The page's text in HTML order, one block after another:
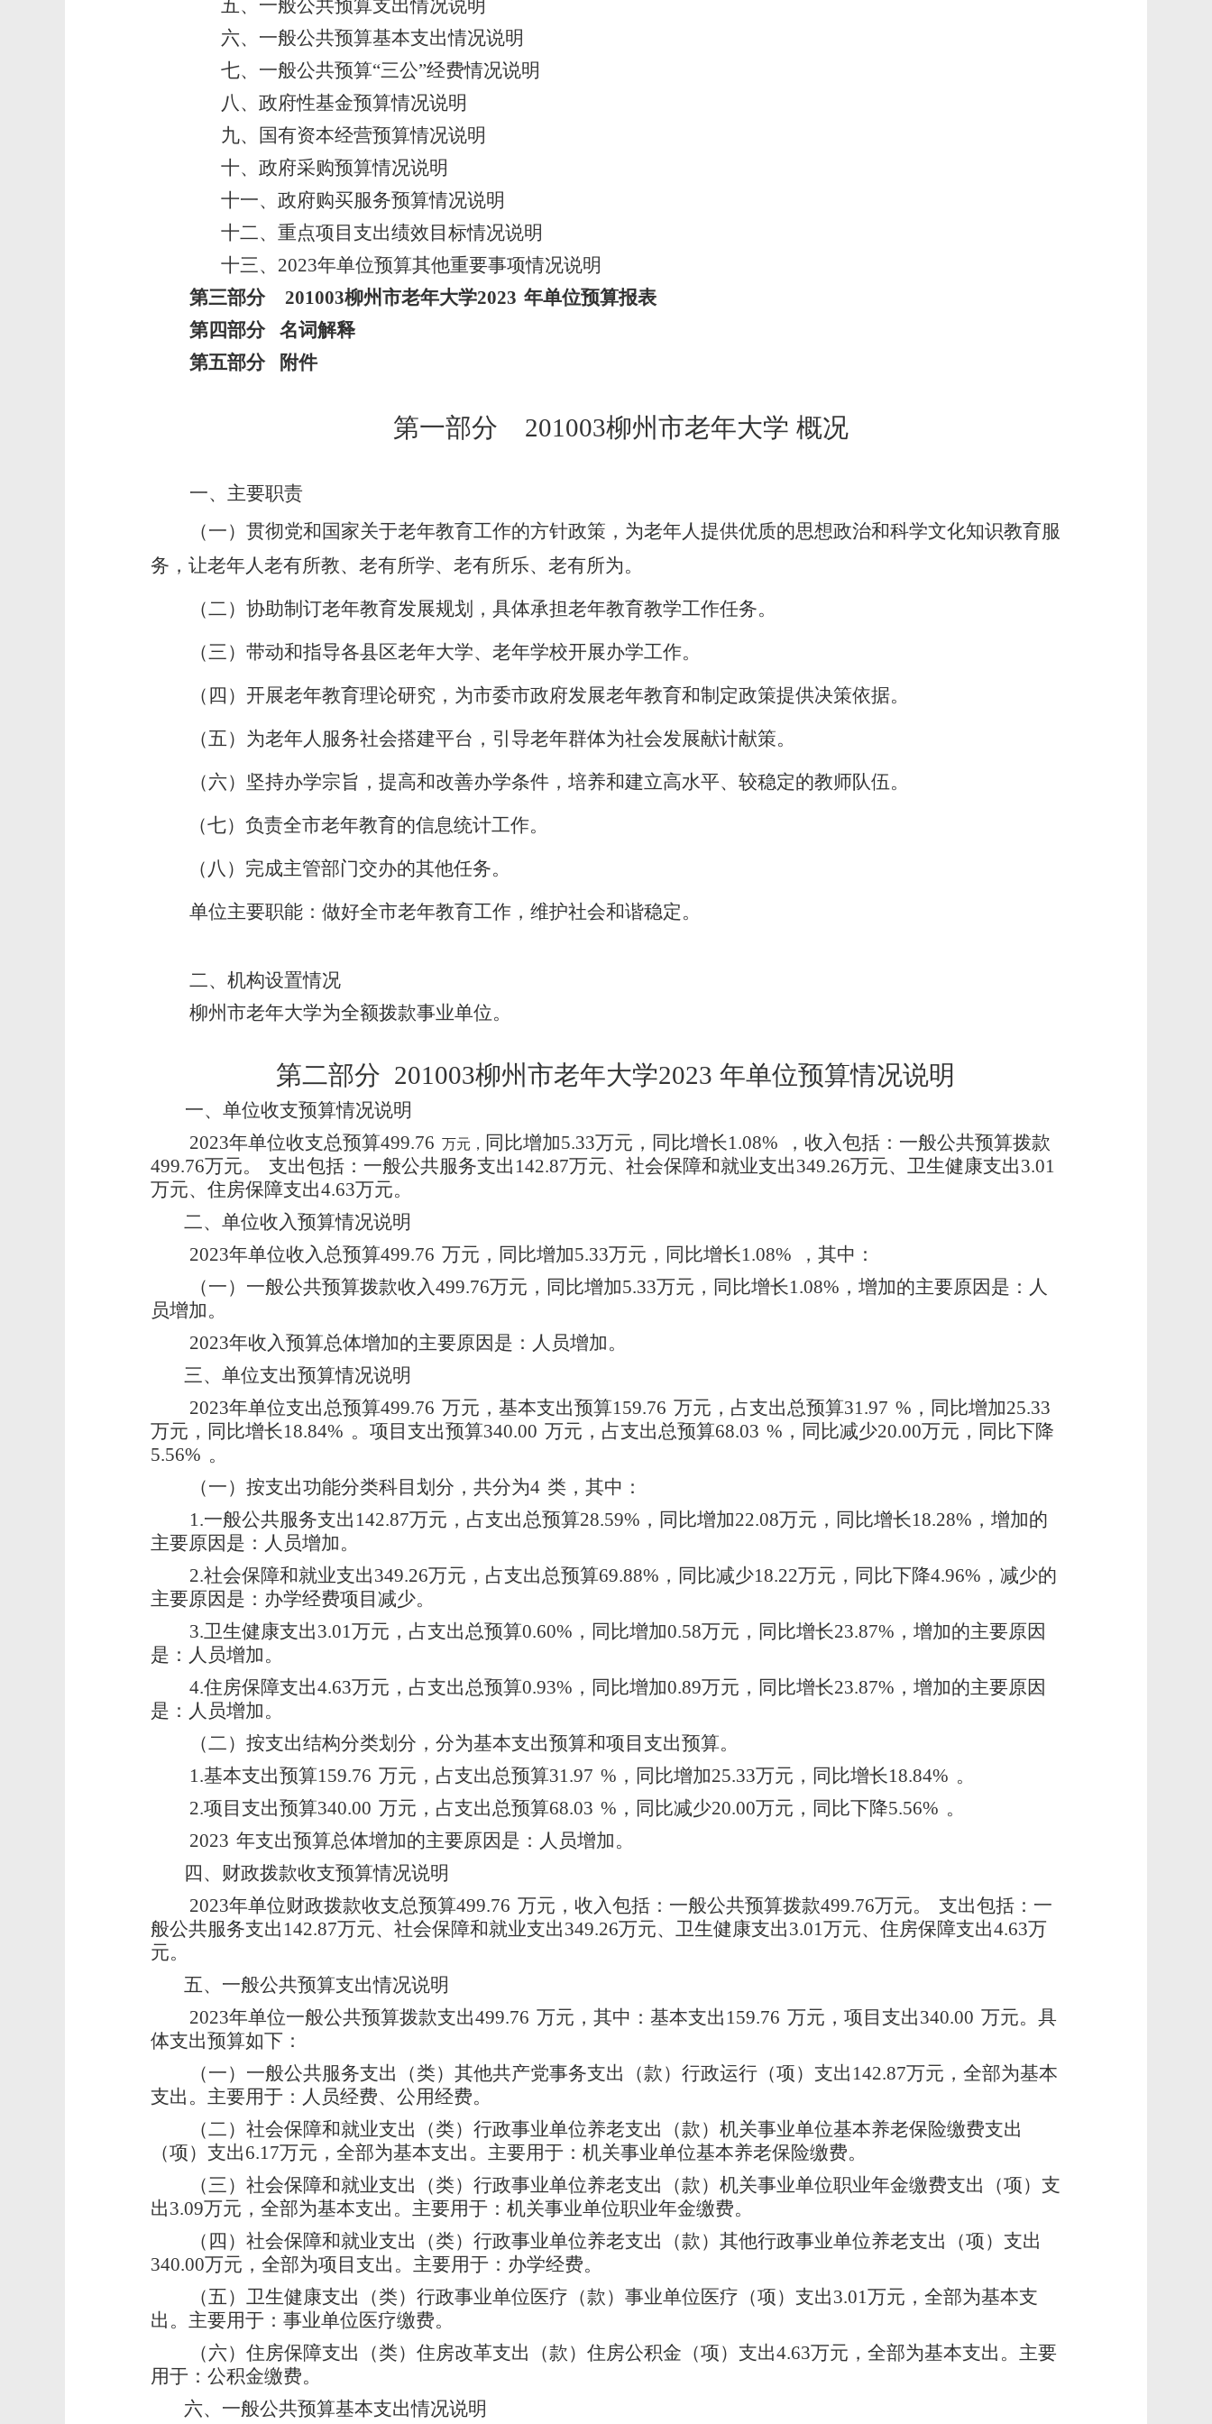
五、 一般公共预算支出情况说明
六、 一般公共预算基本支出情况说明
七、 一般公共预算“三公”经费情况说明
八、 政府性基金预算情况说明
九、
国有资本经营预算情况说明
十、 政府采购预算情况说明
十一、 政府购买服务预算情况说明
十二、 重点项目支出绩效目标情况说明
十三、 2023年单位预算其他重要事项情况说明
第三部分 201003柳州市老年大学2023 年单位预算报表
第四部分 名词解释
第五部分 附件
第一部分 201003柳州市老年大学 概况
一、主要职责
（一）贯彻党和国家关于老年教育工作的方针政策，为老年人提供优质的思想政治和科学文化知识教育服
务，让老年人老有所教、老有所学、老有所乐、老有所为。
（二）协助制订老年教育发展规划，具体承担老年教育教学工作任务。
（三）带动和指导各县区老年大学、老年学校开展办学工作。
（四）开展老年教育理论研究，为市委市政府发展老年教育和制定政策提供决策依据。
（五）为老年人服务社会搭建平台，引导老年群体为社会发展献计献策。
（六）坚持办学宗旨，提高和改善办学条件，培养和建立高水平、较稳定的教师队伍。
（七）负责全市老年教育的信息统计工作。
（八）完成主管部门交办的其他任务。
单位主要职能： 做好全市老年教育工作，维护社会和谐稳定。
二、机构设置情况
柳州市老年大学为全额拨款事业单位。
第二部分 201003柳州市老年大学2023 年单位预算情况说明
一、 单位收支预算情况说明
2023年单位收支总预算499.76 万元， 同比增加5.33万元，同比增长1.08%
，收入包括：一般公共预算拨款
499.76万元。
支出包括：一般公共服务支出142.87万元、社会保障和就业支出349.26万元、卫生健康支出3.01
万元、住房保障支出4.63万元。
二、 单位收入预算情况说明
2023年单位收入总预算499.76 万元，同比增加5.33万元，同比增长1.08%
，其中：
（一）一般公共预算拨款收入499.76万元，同比增加5.33万元，同比增长1.08%，增加的主要原因是：人
员增加。
2023年收入预算总体增加的主要原因是：人员增加。
三、 单位支出预算情况说明
2023年单位支出总预算499.76 万元，基本支出预算159.76 万元，占支出总预算31.97 % ，同比增加25.33
万元，同比增长18.84% 。项目支出预算340.00 万元，占支出总预算68.03 % ，同比减少20.00万元，同比下降
5.56% 。
（一）按支出功能分类科目划分，共分为4 类，其中：
1.一般公共服务支出142.87万元，占支出总预算28.59%，同比增加22.08万元，同比增长18.28%，增加的
主要原因是：人员增加。
2.社会保障和就业支出349.26万元，占支出总预算69.88%，同比减少18.22万元，同比下降4.96%，减少的
主要原因是：办学经费项目减少。
3.卫生健康支出3.01万元，占支出总预算0.60%，同比增加0.58万元，同比增长23.87%，增加的主要原因
是：人员增加。
4.住房保障支出4.63万元，占支出总预算0.93%，同比增加0.89万元，同比增长23.87%，增加的主要原因
是：人员增加。
（二）按支出结构分类划分，分为基本支出预算和项目支出预算。
1.基本支出预算159.76 万元，占支出总预算31.97 % ，同比增加25.33万元，同比增长18.84% 。
2.项目支出预算340.00 万元，占支出总预算68.03 % ，同比减少20.00万元，同比下降5.56% 。
2023 年支出预算总体增加的主要原因是：人员增加。
四、 财政拨款收支预算情况说明
2023年单位财政拨款收支总预算499.76 万元，收入包括：一般公共预算拨款499.76万元。
支出包括：一
般公共服务支出142.87万元、社会保障和就业支出349.26万元、卫生健康支出3.01万元、住房保障支出4.63万
元。
五、 一般公共预算支出情况说明
2023年单位一般公共预算拨款支出499.76 万元，其中：基本支出159.76 万元，项目支出340.00 万元。具
体支出预算如下：
（一）一般公共服务支出（类）其他共产党事务支出（款）行政运行（项）支出142.87万元，全部为基本
支出。主要用于： 人员经费、公用经费。
（二）社会保障和就业支出（类）行政事业单位养老支出（款）机关事业单位基本养老保险缴费支出
（项）支出6.17万元，全部为基本支出。主要用于： 机关事业单位基本养老保险缴费。
（三）社会保障和就业支出（类）行政事业单位养老支出（款）机关事业单位职业年金缴费支出（项）支
出3.09万元，全部为基本支出。主要用于： 机关事业单位职业年金缴费。
（四）社会保障和就业支出（类）行政事业单位养老支出（款）其他行政事业单位养老支出（项）支出
340.00万元，全部为项目支出。主要用于： 办学经费。
（五）卫生健康支出（类）行政事业单位医疗（款）事业单位医疗（项）支出3.01万元，全部为基本支
出。主要用于： 事业单位医疗缴费。
（六）住房保障支出（类）住房改革支出（款）住房公积金（项）支出4.63万元，全部为基本支出。主要
用于： 公积金缴费。
六、 一般公共预算基本支出情况说明